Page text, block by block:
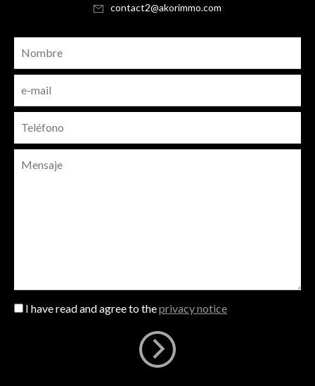
contact2@akorimmo.com
I have read and agree to theprivacy notice